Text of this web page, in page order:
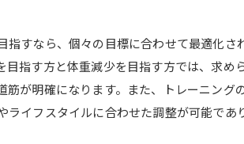
動のコツ
めのヒント
すなら、個々の目標に合わせて最適化
指す方と体重減少を目指す方では、求め
が明確になります。また、トレーニング
イフスタイルに合わせた調整が可能であ